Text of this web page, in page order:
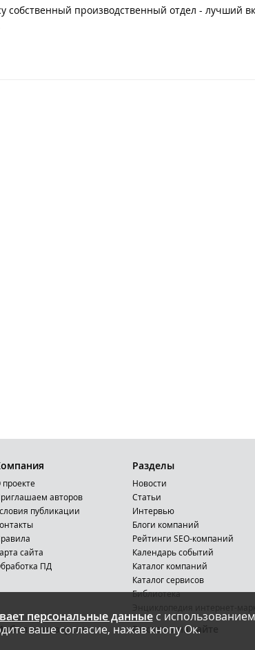
производственный отдел - лучший
персональные данныес
ваше согласие, нажав кнопу Ок.
авторов
публикации
сайта
ПД
версия
Разделы
Новости
Статьи
Интервью
Блоги компаний
Рейтинги SEO-компаний
Календарь событий
Каталог компаний
Каталог сервисов
Библиотека
Реклама на сайте